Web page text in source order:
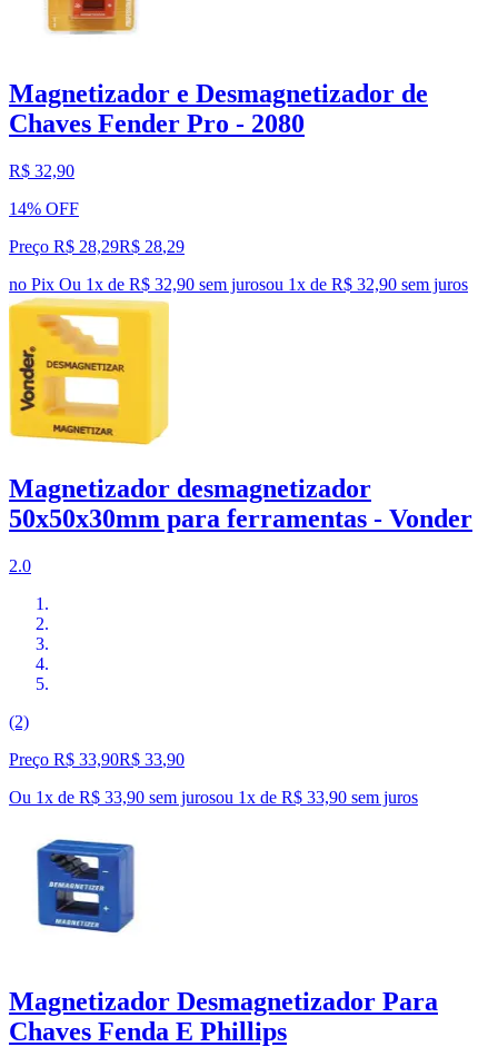
Magnetizador e Desmagnetizador de
Chaves Fender Pro - 2080
R$ 32,90
14% OFF
Preço R$ 28,29R$ 28,29
no Pix Ou 1x de R$ 32,90 sem jurosou 1x de R$ 32,90 sem juros
Magnetizador desmagnetizador
50x50x30mm para ferramentas - Vonder
2.0
(2)
Preço R$ 33,90R$ 33,90
Ou 1x de R$ 33,90 sem jurosou 1x de R$ 33,90 sem juros
Magnetizador Desmagnetizador Para
Chaves Fenda E Phillips